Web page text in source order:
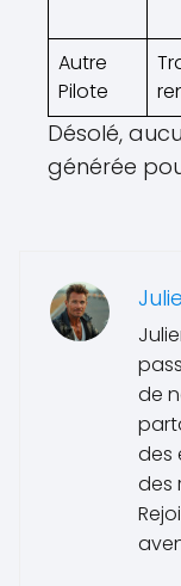
Autre
Pilote
Désolé,
générée
de
des
des